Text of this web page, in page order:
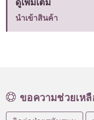
นำเข้าสินค้า
ขอความช่วยเหลื